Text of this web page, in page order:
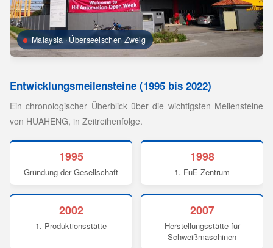
Malaysia · Überseeischen Zweig
Entwicklungsmeilensteine (1995 bis 2022)
Ein chronologischer Überblick über die wichtigsten Meilensteine
von HUAHENG, in Zeitreihenfolge.
1995
Gründung der Gesellschaft
1998
1. FuE-Zentrum
2002
1. Produktionsstätte
2007
Herstellungsstätte für
Schweißmaschinen